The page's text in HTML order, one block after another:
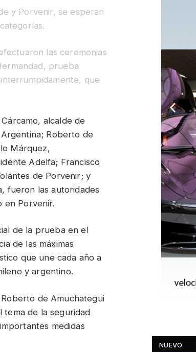
y Porvenir, se esperan
las ceremonias
prueba
que
alcalde de
Roberto de
Márquez,
Adelfa; Francisco
de Porvenir; y
fueron las autoridades
en Porvenir.
de la prueba en el
de las máximas
que une cada año a
y argentino.
de Amuchategui
tema de la seguridad
medidas
NUEVO